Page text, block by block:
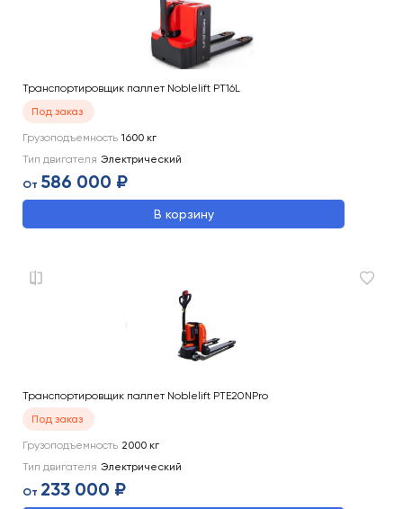
Транспортировщик паллет Noblelift PT16L
Под заказ
Грузоподъемность 1600 кг
Тип двигателя Электрический
От 586 000 ₽
В корзину
Транспортировщик паллет Noblelift PTE20NPro
Под заказ
Грузоподъемность 2000 кг
Тип двигателя Электрический
От 233 000 ₽